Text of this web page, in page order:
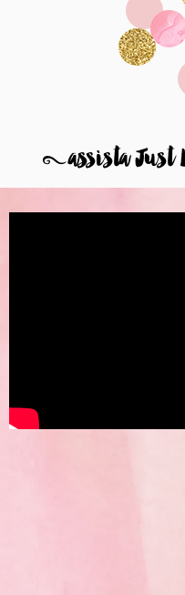
8assista Just